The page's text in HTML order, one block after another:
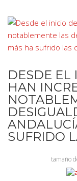
DESDE EL
HAN
SUFRIDO
tamaño